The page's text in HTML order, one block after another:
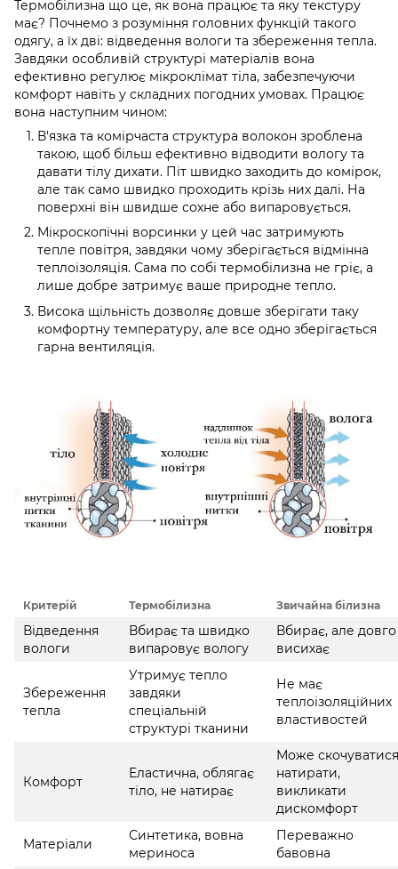
Термобілизна що це, як вона працює та яку текстуру
має? Почнемо з розуміння головних функцій такого
одягу, а їх дві: відведення вологи та збереження тепла.
Завдяки особливій структурі матеріалів вона
ефективно регулює мікроклімат тіла, забезпечуючи
комфорт навіть у складних погодних умовах. Працює
вона наступним чином:
В'язка та комірчаста структура волокон зроблена
такою, щоб більш ефективно відводити вологу та
давати тілу дихати. Піт швидко заходить до комірок,
але так само швидко проходить крізь них далі. На
поверхні він швидше сохне або випаровується.
Мікроскопічні ворсинки у цей час затримують
тепле повітря, завдяки чому зберігається відмінна
теплоізоляція. Сама по собі термобілизна не гріє, а
лише добре затримує ваше природне тепло.
Висока щільність дозволяє довше зберігати таку
комфортну температуру, але все одно зберігається
гарна вентиляція.
Критерій Термобілизна Звичайна білизна
Відведення
вологи
Вбирає та швидко
випаровує вологу
Вбирає, але довго
висихає
Збереження
тепла
Утримує тепло
завдяки
спеціальній
структурі тканини
Не має
теплоізоляційних
властивостей
Комфорт
Еластична, облягає
тіло, не натирає
Може
натирати,
викликати
дискомфорт
Матеріали
Синтетика, вовна
мериноса
Переважно
бавовна